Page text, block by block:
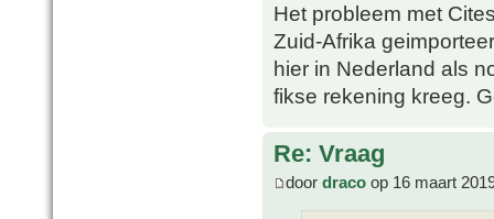
Het probleem met
Zuid-Afrika
hier in Nederland als
fikse rekening kreeg.
Re: Vraag
door draco op 16 maart